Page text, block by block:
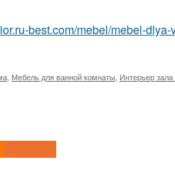
best.com/mebel/mebel-
Мебель для ванной комнаты Интерьер зала